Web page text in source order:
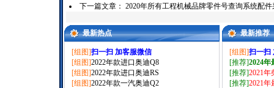
下一篇文章： 2020年所有工程机械品牌零件号查询系统配
最新热点 最新推荐
[组图]扫一扫 加客服微信
[组图]2022年款进口奥迪Q8
[组图]2022年款进口奥迪RS
[组图]2022年款一汽奥迪Q2
[组图]扫一扫
[推荐]2024年
[推荐]2021年
[推荐]2021年